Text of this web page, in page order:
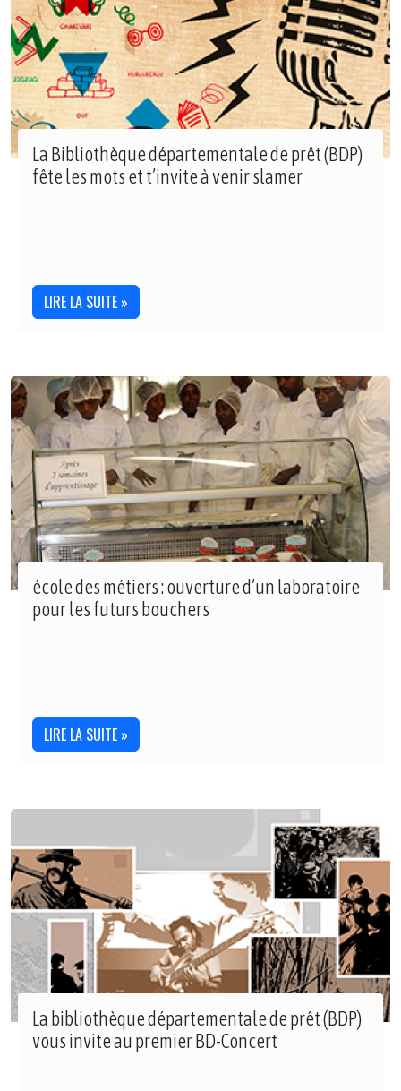
La Bibliothèque départementale de prêt (BDP)
fête les mots et t’invite à venir slamer
LIRE LA SUITE »
école des métiers : ouverture d’un laboratoire
pour les futurs bouchers
LIRE LA SUITE »
La bibliothèque départementale de prêt (BDP)
vous invite au premier BD-Concert